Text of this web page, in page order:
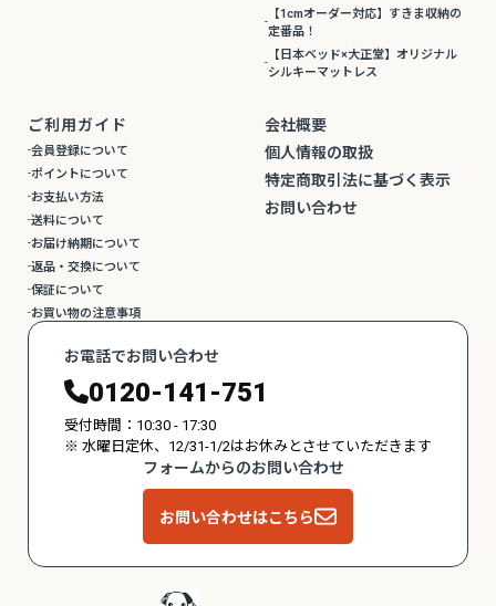
【1cmオーダー対応】すきま収納の
定番品！
【日本ベッド×大正堂】オリジナル
シルキーマットレス
ご利用ガイド
会員登録について
ポイントについて
お支払い方法
送料について
お届け納期について
返品・交換について
保証について
お買い物の注意事項
会社概要
個人情報の取扱
特定商取引法に基づく表示
お問い合わせ
お電話でお問い合わせ
0120-141-751
受付時間：10:30 - 17:30
※ 水曜日定休、12/31-1/2はお休みとさせていただきます
フォームからのお問い合わせ
お問い合わせはこちら